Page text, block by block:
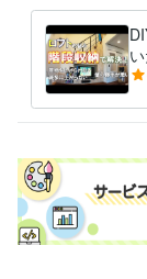
得意分野
住まい・美容・生
DIY 内装 家具
フローリング
ク
デザイン制作 イ
装設計）